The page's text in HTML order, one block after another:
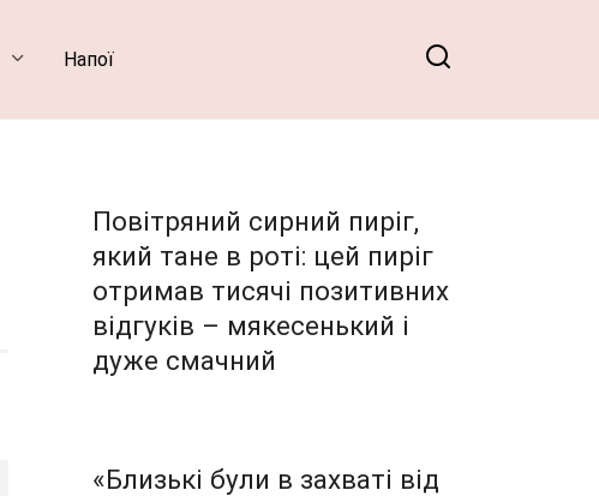
Напої
Повітряний сирний пиріг,
який тане в роті: цей пиріг
отримав тисячі позитивних
відгуків – мякесенький і
дуже смачний
«Близькі були в захваті від